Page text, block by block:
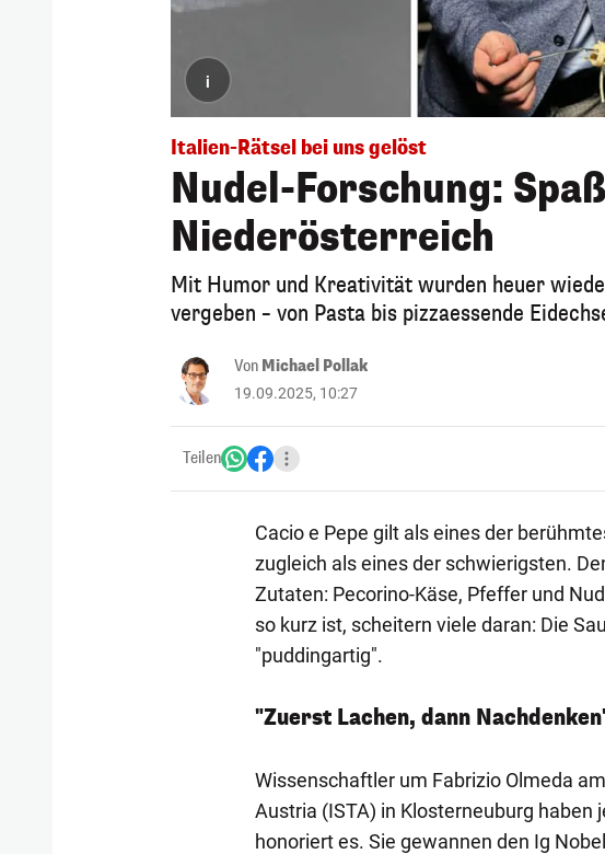
i
Italien-Rätsel bei uns gelöst
Nudel-Forschung:
Niederösterreich
Mit Humor und Kreativität wurden heuer
vergeben – von Pasta bis pizzaessende
Von Michael Pollak
19.09.2025, 10:27
Teilen
Cacio e Pepe gilt als eines der
zugleich als eines der schwierigsten.
Zutaten: Pecorino-Käse, Pfeffer und
so kurz ist, scheitern viele daran: Die
"puddingartig".
"Zuerst Lachen, dann
Wissenschaftler um Fabrizio Olmeda
Austria (ISTA) in Klosterneuburg haben
honoriert es. Sie gewannen den Ig